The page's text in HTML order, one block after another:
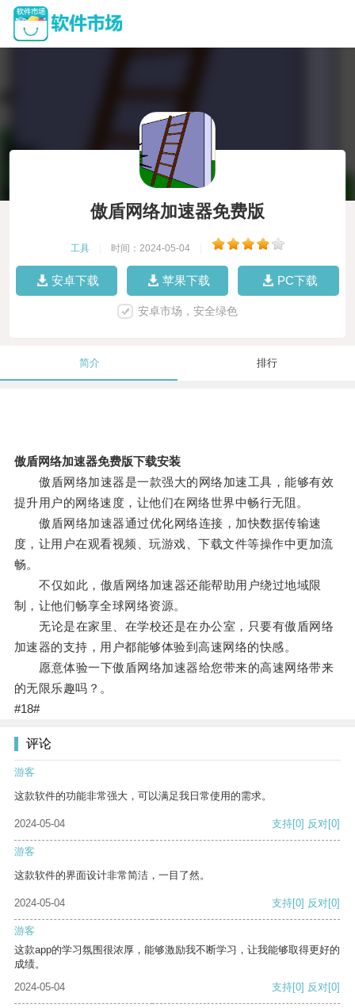
傲盾网络加速器免费版
工具 时间：2024-05-04
安卓下载 苹果下载 PC下载
安卓市场，安全绿色
简介 排行
傲盾网络加速器免费版下载安装
傲盾网络加速器是一款强大的网络加速工具，能够有效
提升用户的网络速度，让他们在网络世界中畅行无阻。
傲盾网络加速器通过优化网络连接，加快数据传输速
度，让用户在观看视频、玩游戏、下载文件等操作中更加流
畅。
不仅如此，傲盾网络加速器还能帮助用户绕过地域限
制，让他们畅享全球网络资源。
无论是在家里、在学校还是在办公室，只要有傲盾网络
加速器的支持，用户都能够体验到高速网络的快感。
愿意体验一下傲盾网络加速器给您带来的高速网络带来
的无限乐趣吗？。
#18#
评论
游客
这款软件的功能非常强大，可以满足我日常使用的需求。
2024-05-04 支持[0] 反对[0]
游客
这款软件的界面设计非常简洁，一目了然。
2024-05-04 支持[0] 反对[0]
游客
这款app的学习氛围很浓厚，能够激励我不断学习，让我能够取得更好的
成绩。
2024-05-04
支持[0] 反对[0]